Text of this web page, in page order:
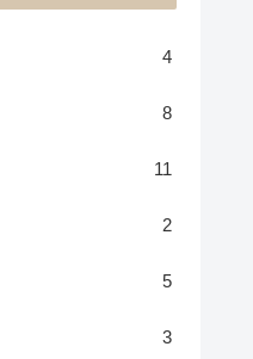
4
8
11
2
5
3